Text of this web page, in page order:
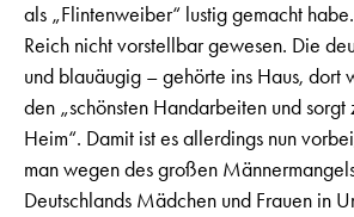
als „Flintenweiber“ lustig gemacht
Reich nicht vorstellbar gewesen. Die
und blauäugig – gehörte ins Haus, dort
den „schönsten Handarbeiten und sorgt
Heim“. Damit ist es allerdings nun
man wegen des großen
Deutschlands Mädchen und Frauen in